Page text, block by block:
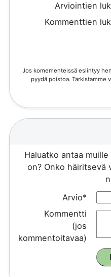
Arviointien
Kommenttien
Jos komementeissä esiintyy
pyydä poistoa. Tarkistamme
Haluatko antaa
on? Onko häiritsevä
Arvio*
Kommentti
(jos
kommentoitavaa)